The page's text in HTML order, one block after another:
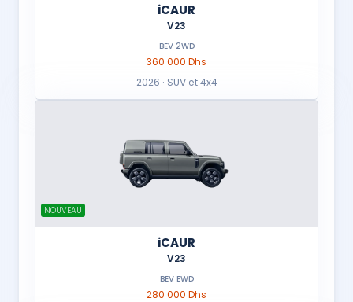
iCAUR
V23
BEV 2WD
360 000 Dhs
2026 · SUV et 4x4
NOUVEAU
iCAUR
V23
BEV EWD
280 000 Dhs